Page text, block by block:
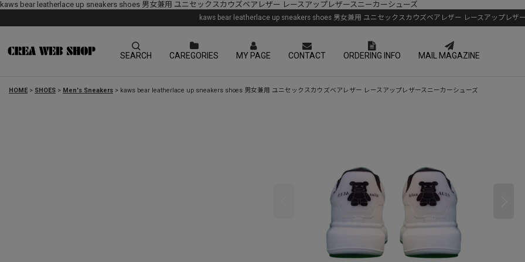
kaws bear leatherlace up sneakers shoes 男女兼用 ユニセックスカウズベアレザー レースアップレザースニーカーシューズ
kaws bear leatherlace up sneakers shoes 男女兼用 ユニセックスカウズベアレザー レースアップレザ
SEARCH CAREGORIES MY PAGE CONTACT ORDERING INFO MAIL MAGAZINE
HOME > SHOES > Men's Sneakers > kaws bear leatherlace up sneakers shoes 男女兼用 ユニセックスカウズベアレザー レースアップレザースニーカーシューズ